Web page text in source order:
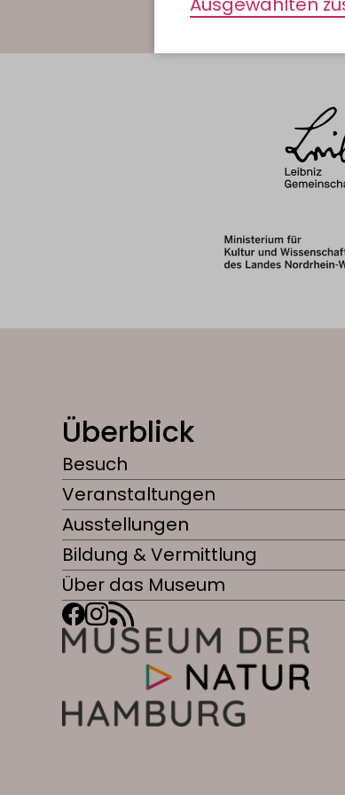
Eine Ausstellung über zwei
Überblick
Besuch
Veranstaltungen
Ausstellungen
Bildung & Vermittlung
Über das Museum